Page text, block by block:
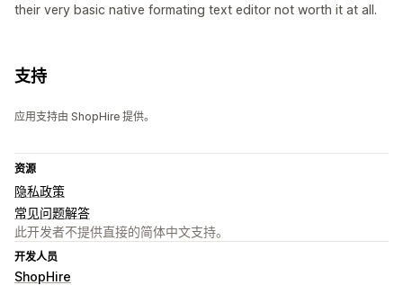
their very basic native formating text editor not worth it at all.
支持
应用支持由 ShopHire 提供。
资源
隐私政策
常见问题解答
此开发者不提供直接的简体中文支持。
开发人员
ShopHire